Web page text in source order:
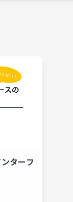
ターフ